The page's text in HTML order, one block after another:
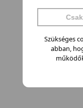
Szükséges
abban,